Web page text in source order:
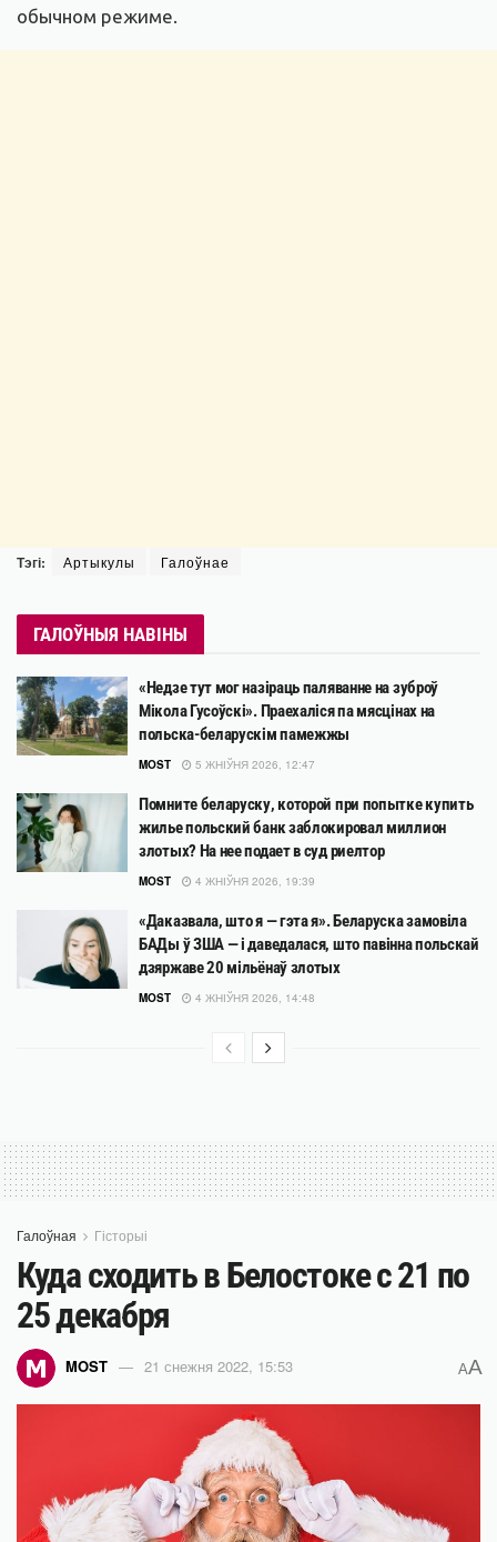
обычном режиме.
Тэгі: Артыкулы Галоўнае
ГАЛОЎНЫЯ НАВІНЫ
«Недзе тут мог назіраць паляванне на зуброў
Мікола Гусоўскі». Праехаліся па мясцінах на
польска-беларускім памежжы
MOST 5 ЖНІЎНЯ 2026, 12:47
Помните беларуску, которой при попытке купить
жилье польский банк заблокировал миллион
злотых? На нее подает в суд риелтор
MOST 4 ЖНІЎНЯ 2026, 19:39
«Даказвала, што я — гэта я». Беларуска замовіла
БАДы ў ЗША — і даведалася, што павінна польскай
дзяржаве 20 мільёнаў злотых
MOST 4 ЖНІЎНЯ 2026, 14:48
Галоўная Гісторыі
Куда сходить в Белостоке с 21 по
25 декабря
MOST 21 снежня 2022, 15:53 AA